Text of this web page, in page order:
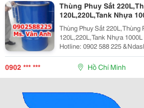
Thùng Phuy Sắt
120L,220L,Tank Nhựa
Q12
Thùng Phuy Sắt 220L,Thùng
120L,220L,Tank Nhựa
Hotline: 0902 588 225 &Ndash;
Phuy Nhựa Nắp Kín : Dung Tích: 220 Lít - Kích Thước:
D57.4Cm, Cao 89 Cm - Màu
0902 *** *** Hồ Chí Minh